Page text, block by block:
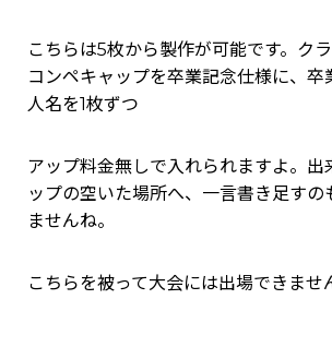
こちらは5枚から製作が可能です。ク
コンペキャップを卒業記念仕様に、卒
人名を1枚ずつ
アップ料金無しで入れられますよ。出
ップの空いた場所へ、一言書き足すの
ませんね。
こちらを被って大会には出場できませ